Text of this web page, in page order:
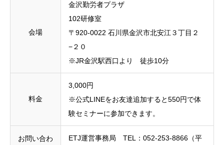
会場
金沢勤労者プラザ
102研修室
〒920-0022 石川県金沢市北安江３丁目２
−２０
※JR金沢駅西口より 徒歩10分
料金
3,000円
※公式LINEをお友達追加すると550円で体
験セミナーに参加できます。
お問い合わ
ETJ運営事務局 TEL：052-253-8866（平